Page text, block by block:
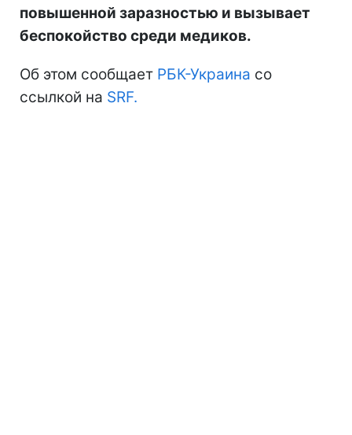
повышенной заразностью и вызывает
беспокойство среди медиков.
Об этом сообщает РБК-Украина со
ссылкой на SRF.